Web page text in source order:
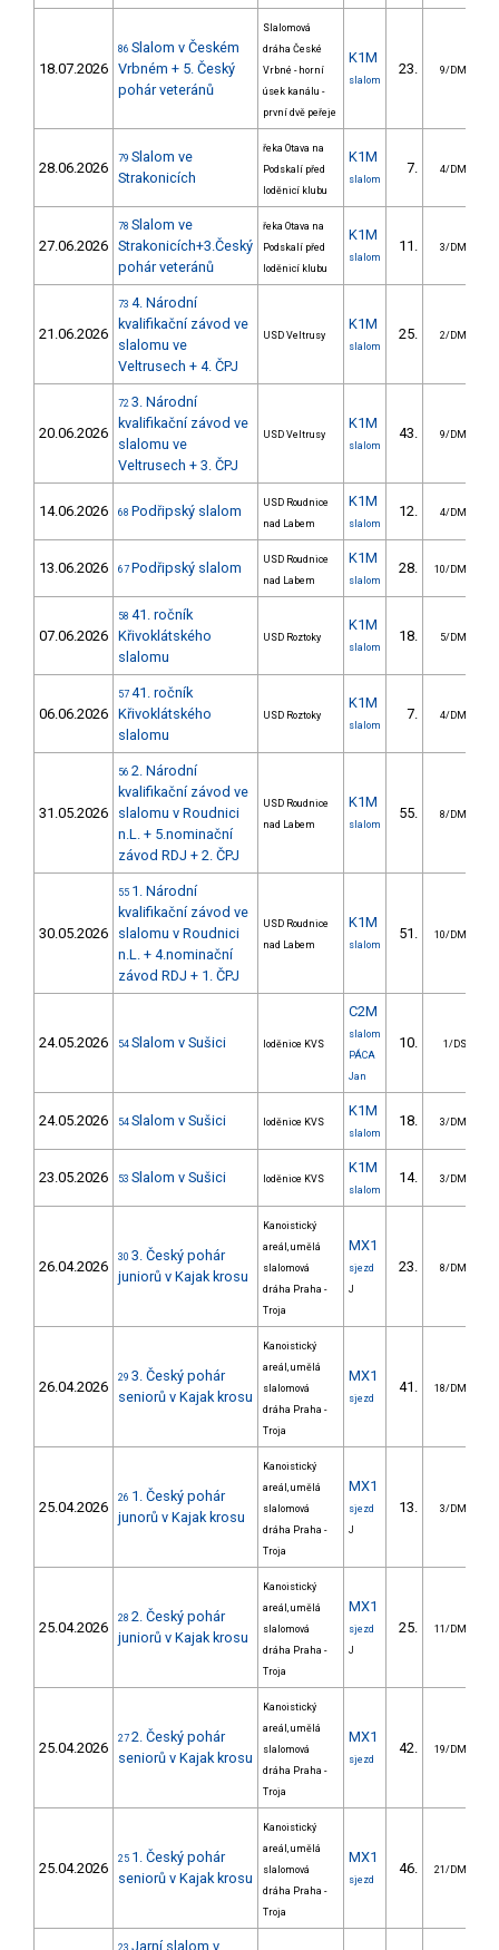
18.07.2026
86 Slalom v Českém
Vrbném + 5. Český
pohár veteránů
Slalomová
dráha České
Vrbné - horní
úsek kanálu -
první dvě peřeje
K1M
slalom
23. 9/DM
28.06.2026
79 Slalom ve
Strakonicích
řeka Otava na
Podskalí před
loděnicí klubu
K1M
slalom
7. 4/DM
27.06.2026
78 Slalom ve
Strakonicích+3.Český
pohár veteránů
řeka Otava na
Podskalí před
loděnicí klubu
K1M
slalom
11. 3/DM
21.06.2026
73 4. Národní
kvalifikační závod ve
slalomu ve
Veltrusech + 4. ČPJ
USD Veltrusy
K1M
slalom
25. 2/DM
20.06.2026
72 3. Národní
kvalifikační závod ve
slalomu ve
Veltrusech + 3. ČPJ
USD Veltrusy
K1M
slalom
43. 9/DM
14.06.2026 68 Podřipský slalom
USD Roudnice
nad Labem
K1M
slalom
12. 4/DM
13.06.2026 67 Podřipský slalom
USD Roudnice
nad Labem
K1M
slalom
28. 10/DM
07.06.2026
58 41. ročník
Křivoklátského
slalomu
USD Roztoky
K1M
slalom
18. 5/DM
06.06.2026
57 41. ročník
Křivoklátského
slalomu
USD Roztoky
K1M
slalom
7. 4/DM
31.05.2026
56 2. Národní
kvalifikační závod ve
slalomu v Roudnici
n.L. + 5.nominační
závod RDJ + 2. ČPJ
USD Roudnice
nad Labem
K1M
slalom
55. 8/DM
30.05.2026
55 1. Národní
kvalifikační závod ve
slalomu v Roudnici
n.L. + 4.nominační
závod RDJ + 1. ČPJ
USD Roudnice
nad Labem
K1M
slalom
51. 10/DM
24.05.2026 54 Slalom v Sušici loděnice KVS
C2M
slalom
PÁCA
Jan
10. 1/DS
24.05.2026 54 Slalom v Sušici loděnice KVS
K1M
slalom
18. 3/DM
23.05.2026 53 Slalom v Sušici loděnice KVS
K1M
slalom
14. 3/DM
26.04.2026
30 3. Český pohár
juniorů v Kajak krosu
Kanoistický
areál, umělá
slalomová
dráha Praha -
Troja
MX1
sjezd
J
23. 8/DM
26.04.2026
29 3. Český pohár
seniorů v Kajak krosu
Kanoistický
areál, umělá
slalomová
dráha Praha -
Troja
MX1
sjezd
41. 18/DM
25.04.2026
26 1. Český pohár
junorů v Kajak krosu
Kanoistický
areál, umělá
slalomová
dráha Praha -
Troja
MX1
sjezd
J
13. 3/DM
25.04.2026
28 2. Český pohár
juniorů v Kajak krosu
Kanoistický
areál, umělá
slalomová
dráha Praha -
Troja
MX1
sjezd
J
25. 11/DM
25.04.2026
27 2. Český pohár
seniorů v Kajak krosu
Kanoistický
areál, umělá
slalomová
dráha Praha -
Troja
MX1
sjezd
42. 19/DM
25.04.2026
25 1. Český pohár
seniorů v Kajak krosu
Kanoistický
areál, umělá
slalomová
dráha Praha -
Troja
MX1
sjezd
46. 21/DM
Jarní slalom v